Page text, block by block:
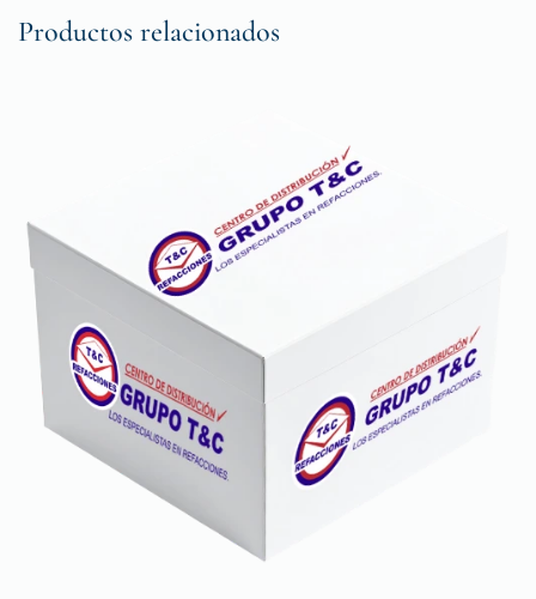
Productos relacionados